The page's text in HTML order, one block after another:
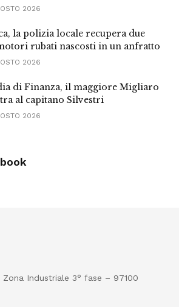
2026
la polizia locale recupera due
rubati nascosti in un anfratto
2026
di Finanza, il maggiore Migliaro
al capitano Silvestri
2026
Zona Industriale 3° fase – 97100